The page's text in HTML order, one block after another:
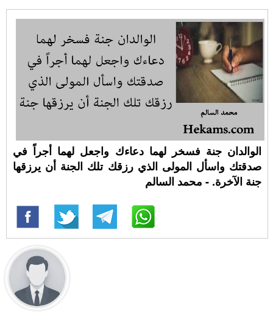
الوالدان جنة فسخر لهما دعاءك واجعل لهما أجراً في
صدقتك واسأل المولى الذي رزقك تلك الجنة أن يرزقها
جنة الآخرة. - محمد السالم